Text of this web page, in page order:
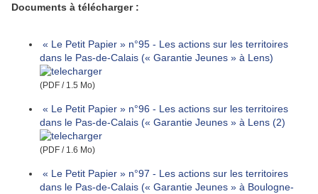
Documents à télécharger :
« Le Petit Papier » n°95 - Les actions sur les territoires
dans le Pas-de-Calais (« Garantie Jeunes » à Lens)
(PDF / 1.5 Mo)
« Le Petit Papier » n°96 - Les actions sur les territoires
dans le Pas-de-Calais (« Garantie Jeunes » à Lens (2)
(PDF / 1.6 Mo)
« Le Petit Papier » n°97 - Les actions sur les territoires
dans le Pas-de-Calais (« Garantie Jeunes » à Boulogne-